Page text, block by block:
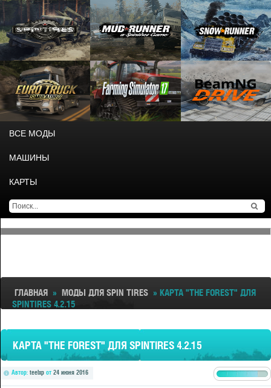
ВСЕ МОДЫ
МАШИНЫ
КАРТЫ
ГЛАВНАЯ » МОДЫ ДЛЯ SPIN TIRES » КАРТА "THE FOREST" ДЛЯ
SPINTIRES 4.2.15
КАРТА "THE FOREST" ДЛЯ SPINTIRES 4.2.15
Автор: teelxp от 24 июня 2016